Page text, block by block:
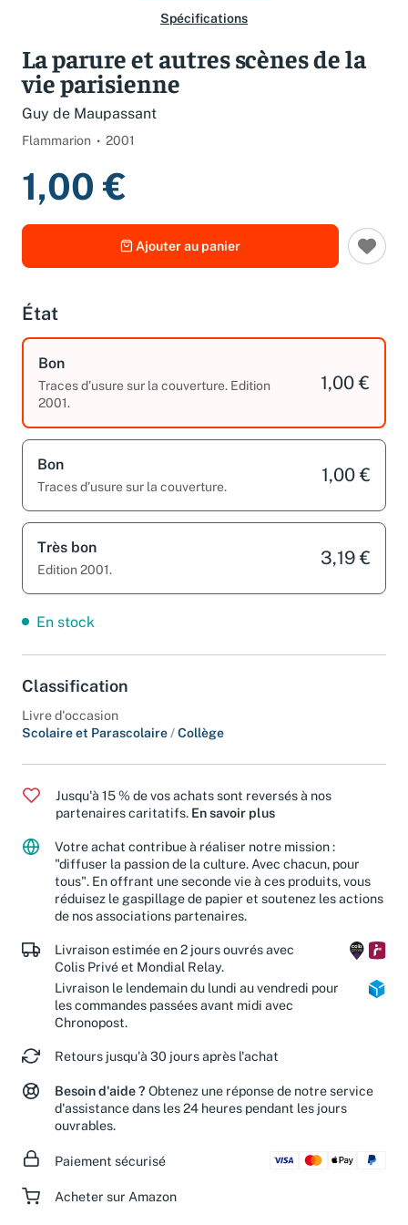
Spécifications
La parure et autres scènes de la
vie parisienne
Guy de Maupassant
Flammarion 2001
1,00 €
Ajouter au panier
État
Bon
Traces d’usure sur la couverture. Edition
2001.
1,00 €
Bon
Traces d’usure sur la couverture.
1,00 €
Très bon
Edition 2001.
3,19 €
En stock
Classification
Livre d'occasion
Scolaire et Parascolaire/Collège
Jusqu'à 15 % de vos achats sont reversés à nos
partenaires caritatifs. En savoir plus
Votre achat contribue à réaliser notre mission :
"diffuser la passion de la culture. Avec chacun, pour
tous". En offrant une seconde vie à ces produits, vous
réduisez le gaspillage de papier et soutenez les actions
de nos associations partenaires.
Livraison estimée en 2 jours ouvrés avec
Colis Privé et Mondial Relay.
Livraison le lendemain du lundi au vendredi pour
les commandes passées avant midi avec
Chronopost.
Retours jusqu'à 30 jours après l'achat
Besoin d'aide ? Obtenez une réponse de notre service
d'assistance dans les 24 heures pendant les jours
ouvrables.
Paiement sécurisé
Acheter sur Amazon